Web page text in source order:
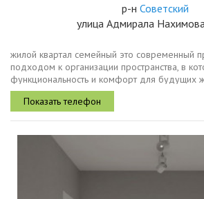
р-н Советский
улица Адмирала
жилой квартал семейный это современный
подходом к организации пространства, в
функциональность и комфорт для будущих
состоит из домов ii очередей. срок сдачи в
очереди 1...